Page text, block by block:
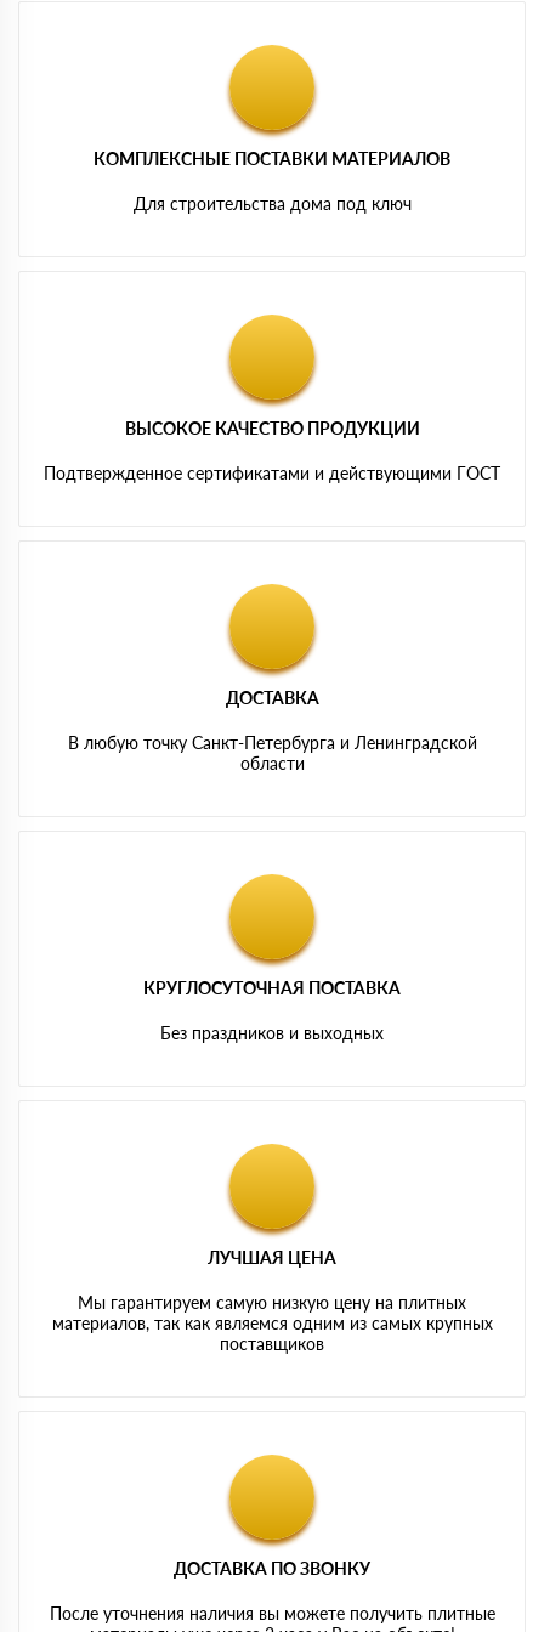
КОМПЛЕКСНЫЕ ПОСТАВКИ МАТЕРИАЛОВ
Для строительства дома под ключ
ВЫСОКОЕ КАЧЕСТВО ПРОДУКЦИИ
Подтвержденное сертификатами и действующими ГОСТ
ДОСТАВКА
В любую точку Санкт-Петербурга и Ленинградской
области
КРУГЛОСУТОЧНАЯ ПОСТАВКА
Без праздников и выходных
ЛУЧШАЯ ЦЕНА
Мы гарантируем самую низкую цену на плитных
материалов, так как являемся одним из самых крупных
поставщиков
ДОСТАВКА ПО ЗВОНКУ
После уточнения наличия вы можете получить плитные